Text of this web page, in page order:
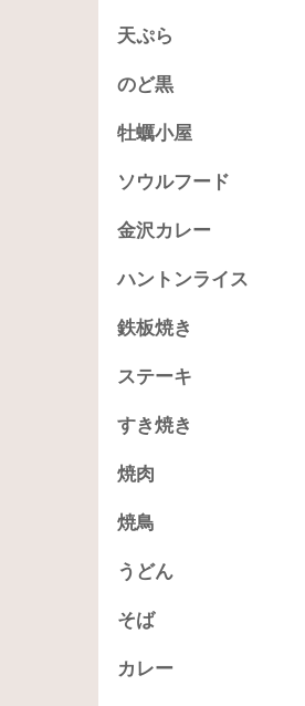
天ぷら
のど黒
牡蠣小屋
ソウルフード
金沢カレー
ハントンライス
鉄板焼き
ステーキ
すき焼き
焼肉
焼鳥
うどん
そば
カレー